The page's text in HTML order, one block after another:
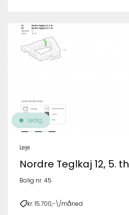
Ledig
Leje
Nordre Teglkaj 12, 5. th
Bolig nr. 45
kr. 15.700,-\/måned